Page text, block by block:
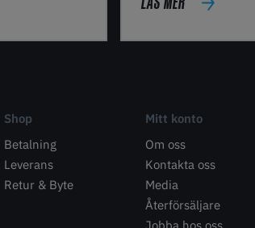
Shop
Betalning
Leverans
Retur & Byte
Mitt konto
Om oss
Kontakta oss
Media
Återförsäljare